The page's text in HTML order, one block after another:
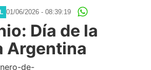
01/06/2026 - 08:39:19
Día de la
Argentina